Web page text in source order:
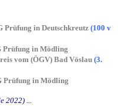
Prüfung in Deutschkreutz (100 v
Prüfung in Mödling
vom (ÖGV) Bad Vöslau (3.
Prüfung in Mödling
2022) ...